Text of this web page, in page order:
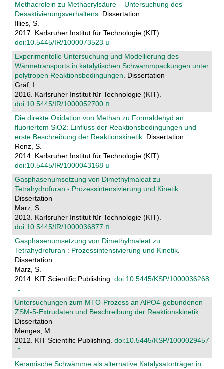
Methacrolein zu Methacrylsäure – Untersuchung des
Desaktivierungsverhaltens. Dissertation
Illies, S.
2017. Karlsruher Institut für Technologie (KIT).
doi:10.5445/IR/1000073523
Experimentelle Untersuchung und Modellierung des
Wärmetransports in katalytischen Schwammpackungen unter
polytropen Reaktionsbedingungen. Dissertation
Gräf, I.
2016. Karlsruher Institut für Technologie (KIT).
doi:10.5445/IR/1000052700
Die direkte Oxidation von Methan zu Formaldehyd an
fluoriertem SiO2: Einfluss der Reaktionsbedingungen und
erste Beschreibung der Reaktionskinetik. Dissertation
Renz, S.
2014. Karlsruher Institut für Technologie (KIT).
doi:10.5445/IR/1000043168
Gasphasenumsetzung von Dimethylmaleat zu
Tetrahydrofuran - Prozessintensivierung und Kinetik.
Dissertation
Marz, S.
2013. Karlsruher Institut für Technologie (KIT).
doi:10.5445/IR/1000036877
Gasphasenumsetzung von Dimethylmaleat zu
Tetrahydrofuran : Prozessintensivierung und Kinetik.
Dissertation
Marz, S.
2014. KIT Scientific Publishing. doi:10.5445/KSP/1000036268
Untersuchungen zum MTO-Prozess an AlPO4-gebundenen
ZSM-5-Extrudaten und Beschreibung der Reaktionskinetik.
Dissertation
Menges, M.
2012. KIT Scientific Publishing. doi:10.5445/KSP/1000029457
Keramische Schwämme als alternative Katalysatorträger in